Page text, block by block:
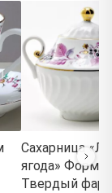
Сахарница
ягода» Форма:
Твердый